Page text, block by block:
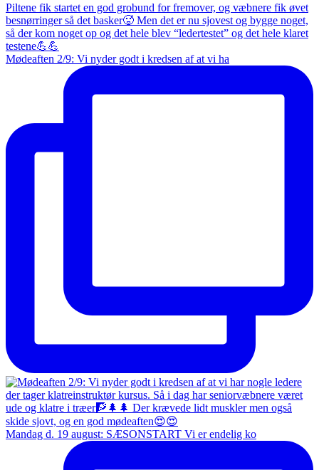
Mødeaften 2/9: Vi nyder godt i kredsen af at vi ha
Mandag d. 19 august: SÆSONSTART Vi er endelig ko